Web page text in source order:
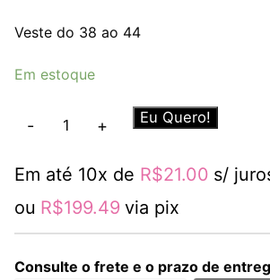
Veste do 38 ao 44
Em estoque
Vestido
quantidade
- + Eu Quero!
Em até 10x de R$21.00 s/
ou R$199.49 via pix
Consulte o frete e o prazo de